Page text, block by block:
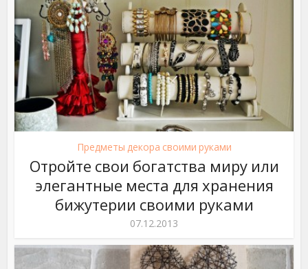
Предметы декора своими руками
Отройте свои богатства миру или
элегантные места для хранения
бижутерии своими руками
07.12.2013